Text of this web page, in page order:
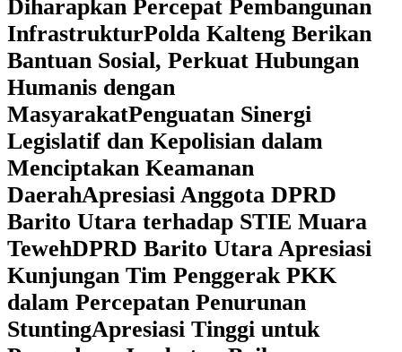
Diharapkan Percepat Pembangunan
InfrastrukturPolda Kalteng Berikan
Bantuan Sosial, Perkuat Hubungan
Humanis dengan
MasyarakatPenguatan Sinergi
Legislatif dan Kepolisian dalam
Menciptakan Keamanan
DaerahApresiasi Anggota DPRD
Barito Utara terhadap STIE Muara
TewehDPRD Barito Utara Apresiasi
Kunjungan Tim Penggerak PKK
dalam Percepatan Penurunan
StuntingApresiasi Tinggi untuk